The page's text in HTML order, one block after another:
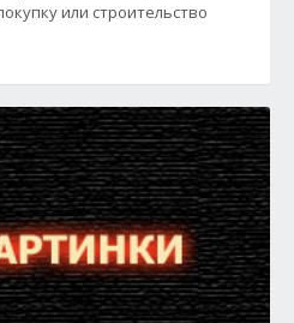
или строительство